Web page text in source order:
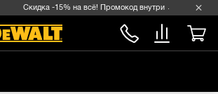
Скидка -15% на всё! Промокод внутри →